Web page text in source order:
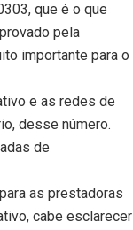
que é o que
pela
importante para o
e as redes de
desse número.
de
as prestadoras
cabe esclarecer